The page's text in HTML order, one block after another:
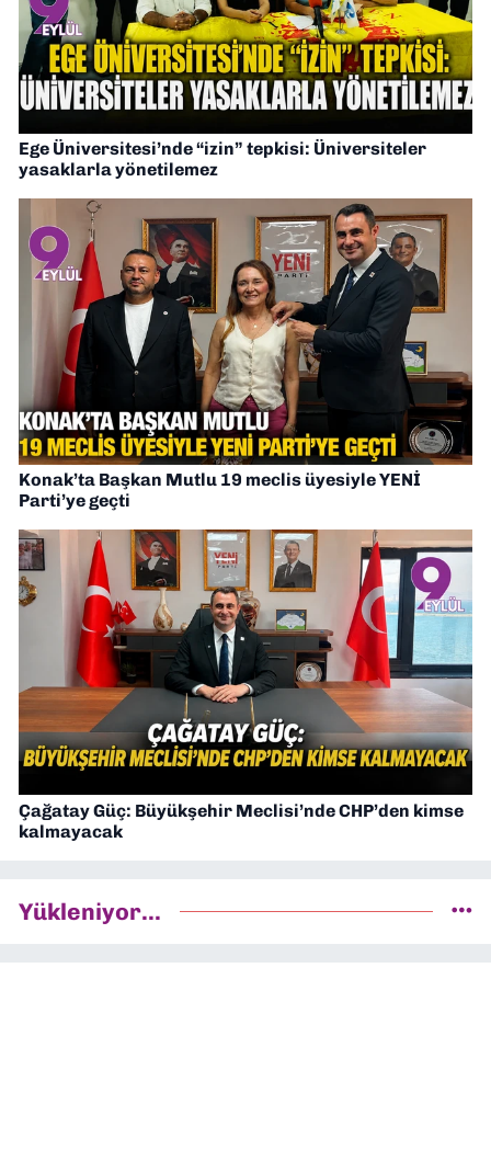
Ege Üniversitesi’nde “izin” tepkisi: Üniversiteler
yasaklarla yönetilemez
Konak’ta Başkan Mutlu 19 meclis üyesiyle YENİ
Parti’ye geçti
Çağatay Güç: Büyükşehir Meclisi’nde CHP’den kimse
kalmayacak
Yükleniyor...